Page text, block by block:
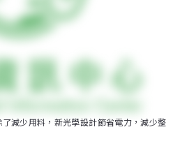
減少用料，新光學設計節省電力，減少整